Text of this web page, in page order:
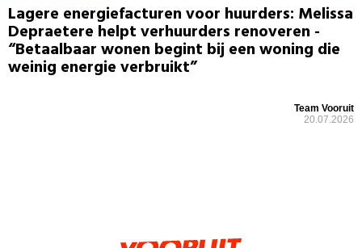
Lagere energiefacturen voor huurders: Melissa
Depraetere helpt verhuurders renoveren -
“Betaalbaar wonen begint bij een woning die
weinig energie verbruikt”
Team Vooruit
20.07.2026